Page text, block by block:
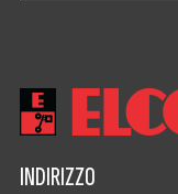
INDIRIZZO